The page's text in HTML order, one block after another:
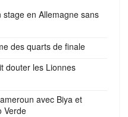
en Allemagne sans
des quarts de finale
douter les Lionnes
avec Biya et
Verde